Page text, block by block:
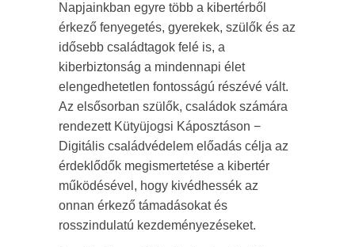
Napjainkban egyre több a kibertérből
érkező fenyegetés, gyerekek, szülők és az
idősebb családtagok felé is, a
kiberbiztonság a mindennapi élet
elengedhetetlen fontosságú részévé vált.
Az elsősorban szülők, családok számára
rendezett Kütyüjogsi Káposztáson −
Digitális családvédelem előadás célja az
érdeklődők megismertetése a kibertér
működésével, hogy kivédhessék az
onnan érkező támadásokat és
rosszindulatú kezdeményezéseket.